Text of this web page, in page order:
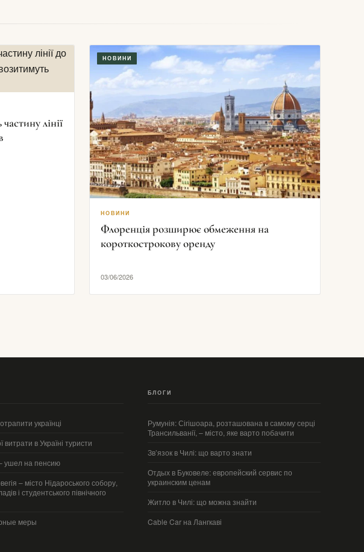
лінії
НОВИНИ
НОВИНИ
Флоренція розширює обмеження на
короткострокову оренду
03/06/2026
українці
витрати в Україні туристи
ушел на пенсию
– місто Нідароського собору,
і студентського північного
меры
БЛОГИ
Румунія: Сігішоара, розташована в самому серці
Трансильванії, – місто, яке варто побачити
Зв’язок в Чилі: що варто знати
Отдых в Буковеле: европейский сервис по
украинским ценам
Житло в Чилі: що можна знайти
Cable Car на Лангкаві